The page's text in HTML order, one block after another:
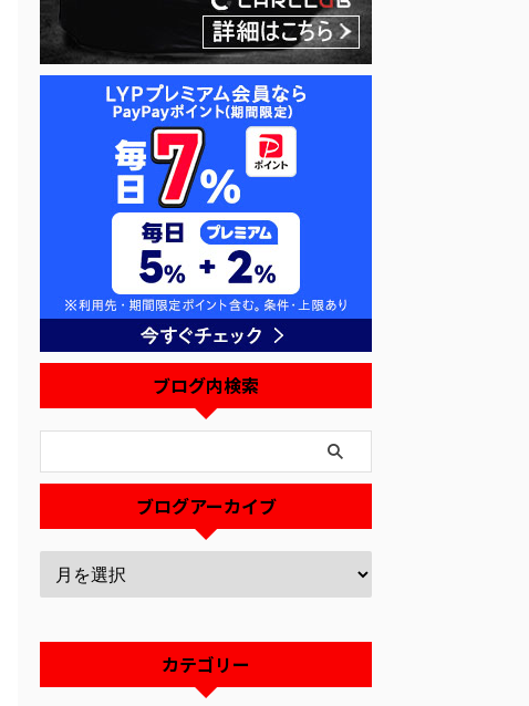
作業のため店舗不在
モデリスタ風・レプ
リカエアロパーツの
およびご来店につい
ブログ内検索
ブログアーカイブ
カテゴリー